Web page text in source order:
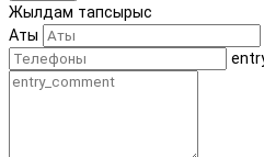
Жылдам тапсырыс
Аты